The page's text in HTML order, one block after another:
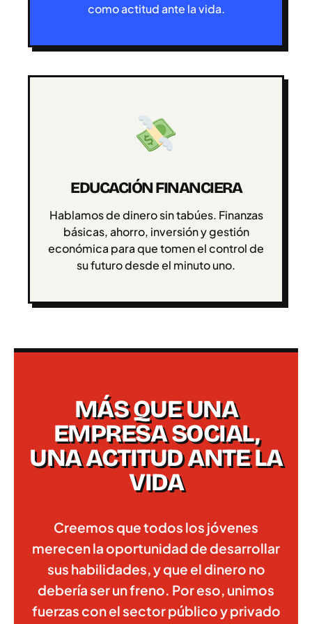
como actitud ante la vida.
EDUCACIÓN FINANCIERA
Hablamos de dinero sin tabúes. Finanzas
básicas, ahorro, inversión y gestión
económica para que tomen el control de
su futuro desde el minuto uno.
MÁS QUE UNA
EMPRESA SOCIAL,
UNA ACTITUD ANTE LA
VIDA
Creemos que todos los jóvenes
merecen la oportunidad de desarrollar
sus habilidades, y que el dinero no
debería ser un freno. Por eso, unimos
fuerzas con el sector público y privado